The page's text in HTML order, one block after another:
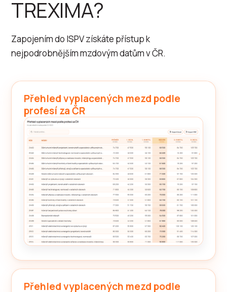
TREXIMA?
Zapojením do ISPV získáte přístup k
nejpodrobnějším mzdovým datům v ČR.
Přehled vyplacených mezd podle
profesí za ČR
Přehled vyplacených mezd podle